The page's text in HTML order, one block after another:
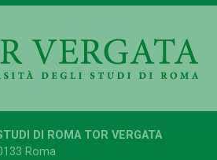
DI ROMA TOR VERGATA
Roma